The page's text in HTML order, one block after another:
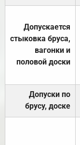
Допускается
стыковка бруса,
вагонки и
половой доски
Допуски по
брусу, доске